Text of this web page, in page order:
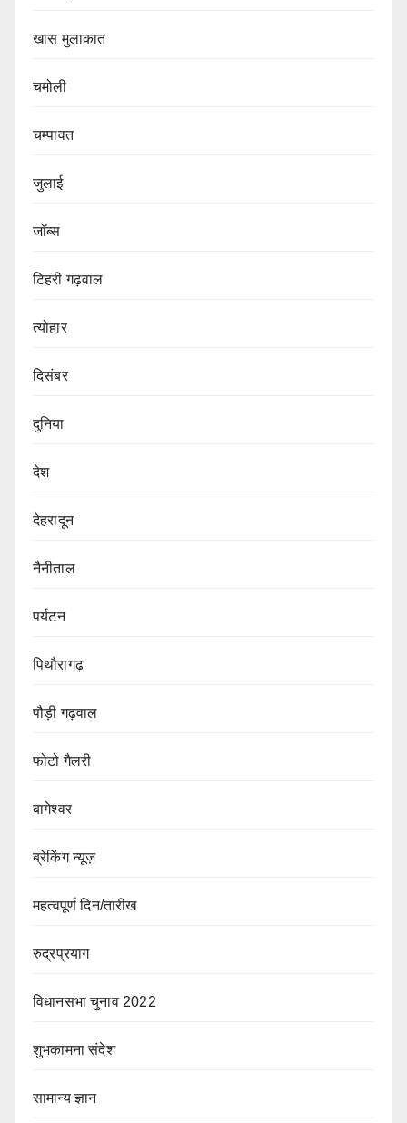
खास मुलाकात
चमोली
चम्पावत
जुलाई
जॉब्स
टिहरी गढ़वाल
त्योहार
दिसंबर
दुनिया
देश
देहरादून
नैनीताल
पर्यटन
पिथौरागढ़
पौड़ी गढ़वाल
फोटो गैलरी
बागेश्वर
ब्रेकिंग न्यूज़
महत्वपूर्ण दिन/तारीख
रुद्रप्रयाग
विधानसभा चुनाव 2022
शुभकामना संदेश
सामान्य ज्ञान